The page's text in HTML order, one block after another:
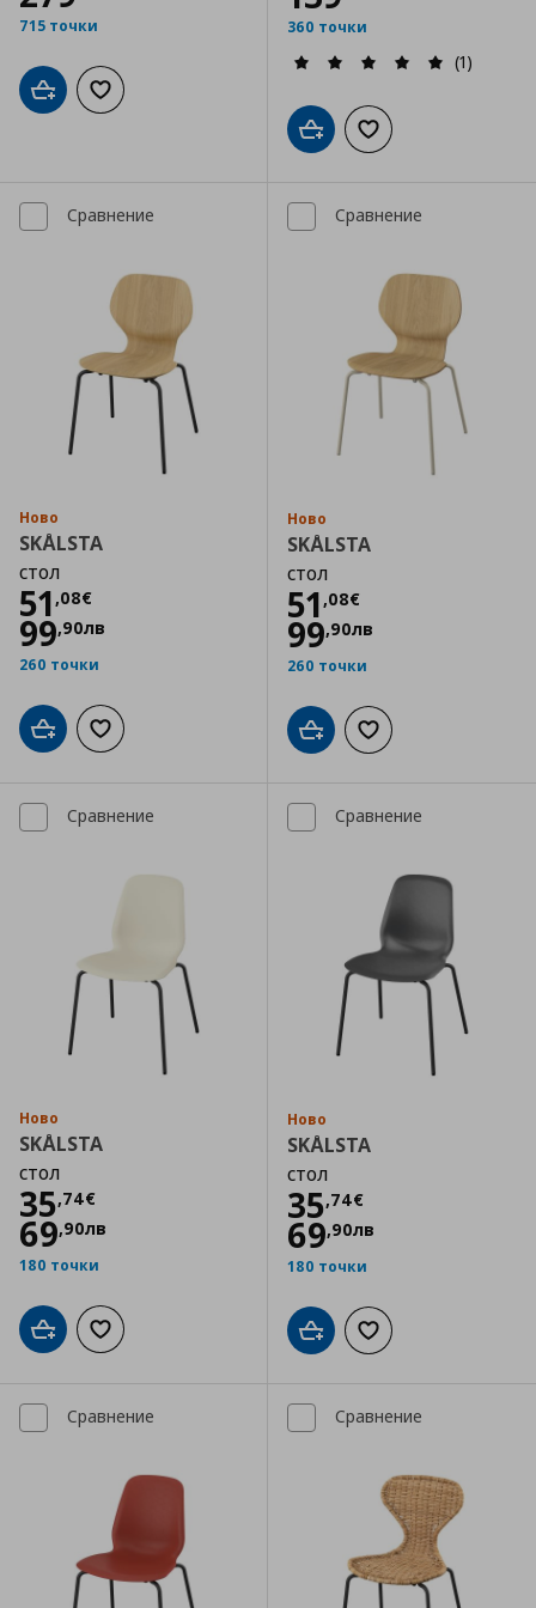
715 точки
Добави в кошницата
Добави към списъка с любими
360 точки
(1)
Добави в кошницата
Добави към
Сравнение
Ново
SKÅLSTA
стол
51 ,08€
Цена
99,90лв
260 точки
Добави в кошницата
Добави към списъка с любими
Сравнение
Ново
SKÅLSTA
стол
51 ,08€
Цена
99,90лв
260 точки
Добави в кошницата
Добави към
Сравнение
Ново
SKÅLSTA
стол
35,74€
Цена
69,90лв
180 точки
Добави в кошницата
Добави към списъка с любими
Сравнение
Ново
SKÅLSTA
стол
35,74€
Цена
69,90лв
180 точки
Добави в кошницата
Добави към
Сравнение Сравнение